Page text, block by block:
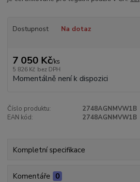
Dostupnost Na dotaz
7 050 Kč/ks
5 826 Kč bez DPH
Momentálně není k dispozici
Číslo produktu:
2748AGNMVW1B
EAN kód:
2748AGNMVW1B
Kompletní specifikace
Komentáře 0